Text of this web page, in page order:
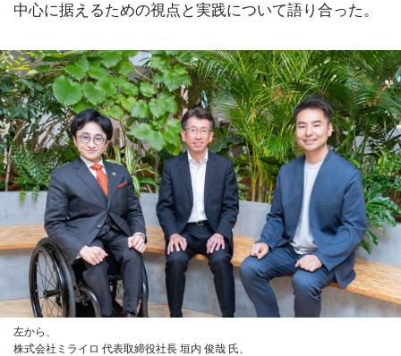
中心に据えるための視点と実践について語り合った。
左から、
株式会社ミライロ 代表取締役社長 垣内 俊哉 氏、